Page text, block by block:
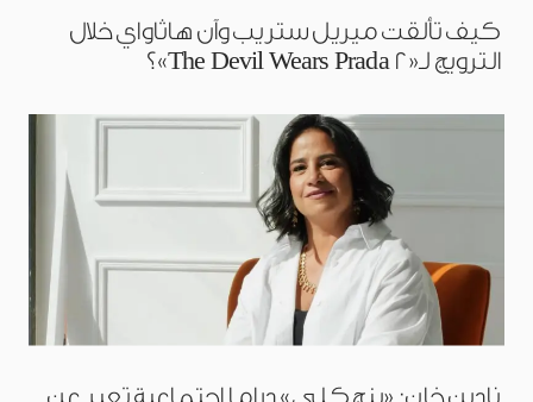
كيف تألقت ميريل ستريب وآن هاثاواي خلال
الترويج لـ«The Devil Wears Prada 2»؟
نادين خان: «بنج كلي» دراما اجتماعية تعبر عن